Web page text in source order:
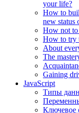
your life?
How to
new status
How not to
How to try
About
The
Gaining
JavaScript
Типы
Ключевое